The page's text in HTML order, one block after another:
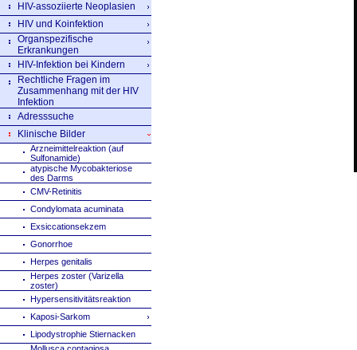
HIV-assoziierte Neoplasien
HIV und Koinfektion
Organspezifische
Erkrankungen
HIV-Infektion bei Kindern
Rechtliche Fragen im
Zusammenhang mit der HIV
Infektion
Adresssuche
Klinische Bilder
Arzneimittelreaktion (auf
Sulfonamide)
atypische Mycobakteriose
des Darms
CMV-Retinitis
Condylomata acuminata
Exsiccationsekzem
Gonorrhoe
Herpes genitalis
Herpes zoster (Varizella
zoster)
Hypersensitivitätsreaktion
Kaposi-Sarkom
Lipodystrophie Stiernacken